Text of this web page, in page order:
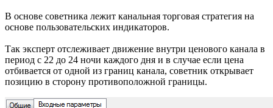
В основе советника лежит канальная торговая стратегия на
основе пользовательских индикаторов.
Так эксперт отслеживает движение внутри ценового канала в
период с 22 до 24 ночи каждого дня и в случае если цена
отбивается от одной из границ канала, советник открывает
позицию в сторону противоположной границы.